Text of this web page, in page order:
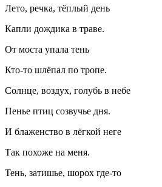
Лето, речка, тёплый день
Капли дождика в траве.
От моста упала тень
Кто-то шлёпал по тропе.
Солнце, воздух, голубь в небе
Пенье птиц созвучье дня.
И блаженство в лёгкой неге
Так похоже на меня.
Тень, затишье, шорох где-то